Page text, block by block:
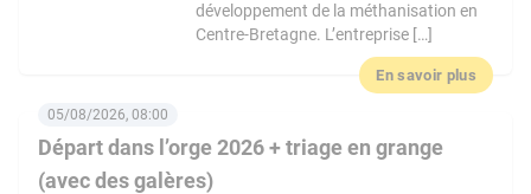
développement de la méthanisation en
Centre-Bretagne. L’entreprise […]
En savoir plus
Départ dans l’orge 2026 + triage en grange
(avec des galères)
05/08/2026, 08:00